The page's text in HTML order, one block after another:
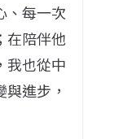
、每一次
在陪伴他
我也從中
進步，